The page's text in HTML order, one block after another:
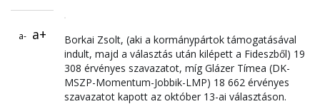
a- a+
Borkai Zsolt, (aki a kormánypártok támogatásával
indult, majd a választás után kilépett a Fideszből) 19
308 érvényes szavazatot, míg Glázer Tímea (DK-
MSZP-Momentum-Jobbik-LMP) 18 662 érvényes
szavazatot kapott az október 13-ai választáson.